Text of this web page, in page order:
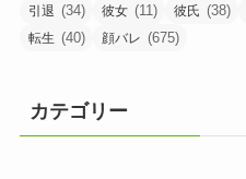
引退 (34) 彼女 (11) 彼氏 (38)
転生 (40) 顔バレ (675)
カテゴリー